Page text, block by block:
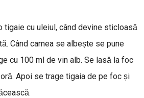
tigaie cu uleiul, când devine sticloasă
Când carnea se albește se pune
cu 100 ml de vin alb. Se lasă la foc
Apoi se trage tigaia de pe foc și